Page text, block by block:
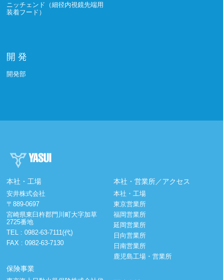
ニッチェンド（細径内視鏡先端用
装着フード）
開 発
開発部
本社・工場
安井株式会社
〒889-0697
宮崎県東臼杵郡門川町大字加草
2725番地
TEL :0982-63-7111(代)
FAX : 0982-63-7130
保険事業
本社・営業所／アクセス
本社・工場
東京営業所
福岡営業所
延岡営業所
日向営業所
日南営業所
鹿児島工場・営業所